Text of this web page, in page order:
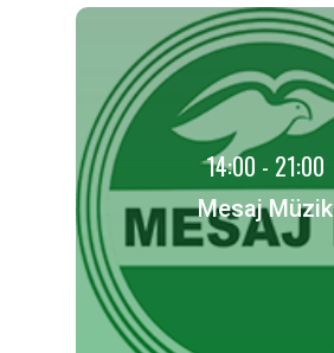
14:00 - 21:00
Mesaj Müzik